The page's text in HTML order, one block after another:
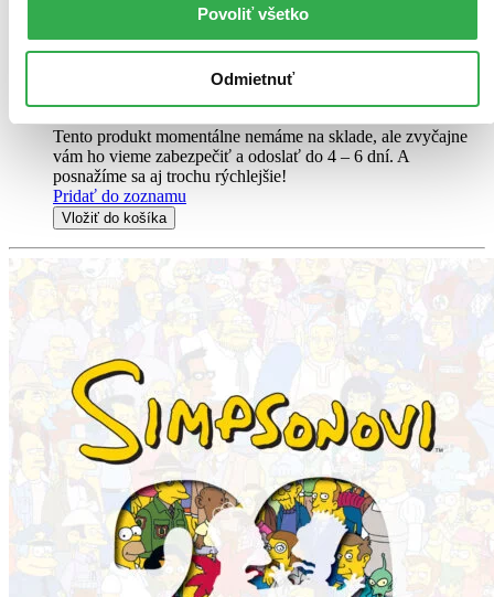
Povoliť všetko
Odmietnuť
tedy minimálně do jeho 5. řady.
DVD film
Tento produkt momentálne nemáme na sklade, ale zvyčajne
vám ho vieme zabezpečiť a odoslať do 4 – 6 dní. A
posnažíme sa aj trochu rýchlejšie!
Pridať do zoznamu
Vložiť do košíka